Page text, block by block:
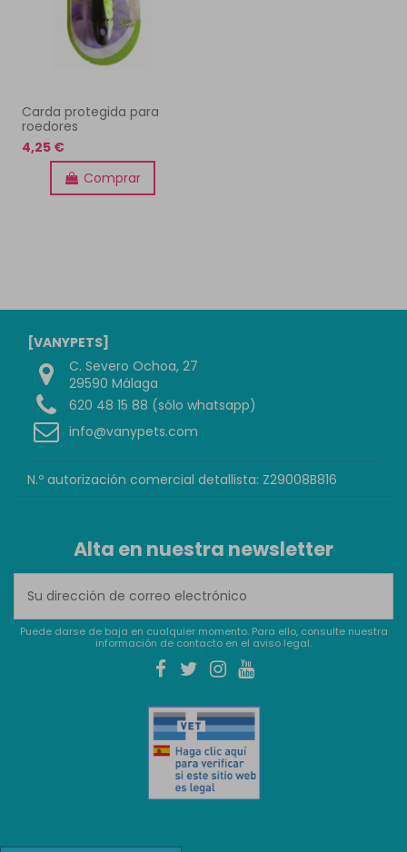
Carda protegida para
roedores
4,25 €
Comprar
[VANYPETS]
C. Severo Ochoa, 27
29590 Málaga
620 48 15 88 (sólo whatsapp)
info@vanypets.com
N.º autorización comercial detallista: Z29008B816
Alta en nuestra newsletter
Puede darse de baja en cualquier momento. Para ello, consulte nuestra
información de contacto en el aviso legal.